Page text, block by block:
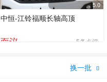
5.0
中恒-江铃福顺长轴高顶
面议 5条点评
换一批 